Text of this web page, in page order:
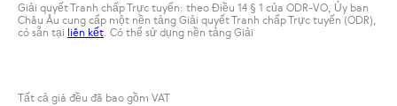
Giải quyết Tranh chấp Trực tuyến: theo Điều 14 § 1 của ODR-VO, Ủy ban
Châu Âu cung cấp một nền tảng Giải quyết Tranh chấp Trực tuyến (ODR),
có sẵn tại liên kết. Có thể sử dụng nền tảng Giải
Tất cả giá đều đã bao gồm VAT